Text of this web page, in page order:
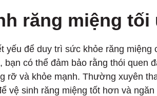
răng miệng tối
yếu để duy trì sức khỏe răng miệng
có thể đảm bảo rằng thói quen
rỡ và khỏe mạnh. Thường xuyên
vệ sinh răng miệng tốt hơn và